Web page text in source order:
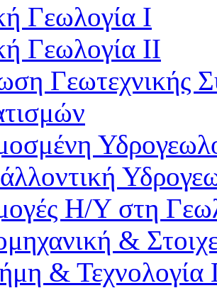
Γεωλογία Ι
Γεωλογία ΙΙ
Γεωτεχνικής
Η/Υ στη
&
&